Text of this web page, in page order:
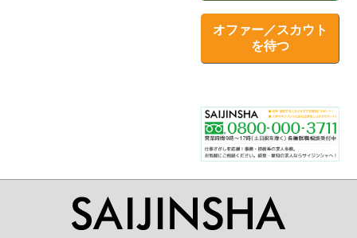
オファー／スカウト
を待つ